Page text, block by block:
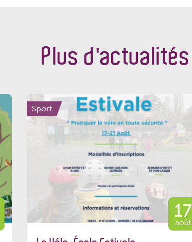
Plus d'actualités
Sport
17
août